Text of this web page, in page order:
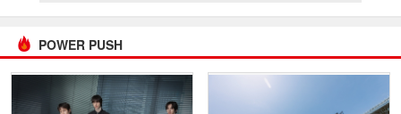
POWER PUSH